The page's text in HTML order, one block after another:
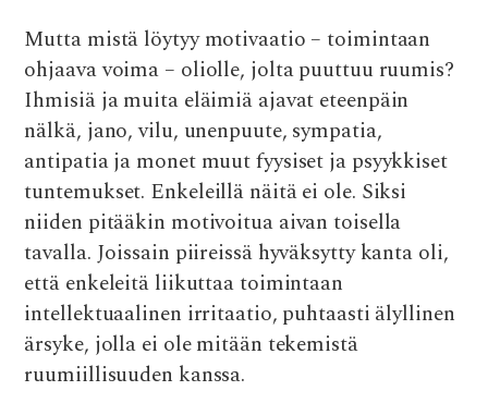
Mutta mistä löytyy motivaatio – toimintaan
ohjaava voima – oliolle, jolta puuttuu ruumis?
Ihmisiä ja muita eläimiä ajavat eteenpäin
nälkä, jano, vilu, unenpuute, sympatia,
antipatia ja monet muut fyysiset ja psyykkiset
tuntemukset. Enkeleillä näitä ei ole. Siksi
niiden pitääkin motivoitua aivan toisella
tavalla. Joissain piireissä hyväksytty kanta oli,
että enkeleitä liikuttaa toimintaan
intellektuaalinen irritaatio, puhtaasti älyllinen
ärsyke, jolla ei ole mitään tekemistä
ruumiillisuuden kanssa.